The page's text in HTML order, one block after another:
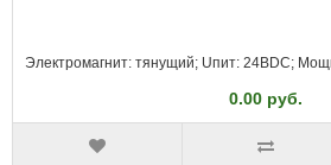
Электромагнит: тянущий; Uпит: 24ВDC;
0.00 руб.